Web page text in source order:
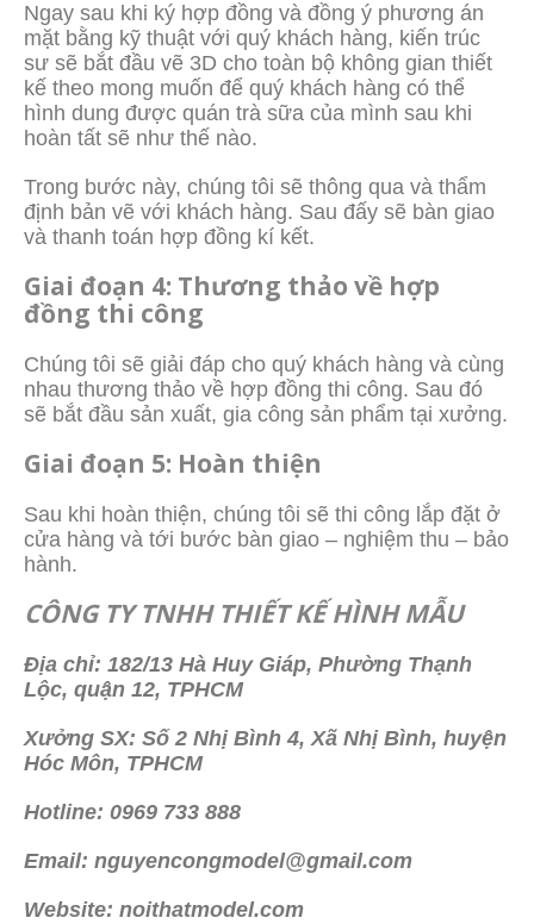
Ngay sau khi ký hợp đồng và đồng ý phương án
mặt bằng kỹ thuật với quý khách hàng, kiến trúc
sư sẽ bắt đầu vẽ 3D cho toàn bộ không gian thiết
kế theo mong muốn để quý khách hàng có thể
hình dung được quán trà sữa của mình sau khi
hoàn tất sẽ như thế nào.
Trong bước này, chúng tôi sẽ thông qua và thẩm
định bản vẽ với khách hàng. Sau đấy sẽ bàn giao
và thanh toán hợp đồng kí kết.
Giai đoạn 4: Thương thảo về hợp
đồng thi công
Chúng tôi sẽ giải đáp cho quý khách hàng và cùng
nhau thương thảo về hợp đồng thi công. Sau đó
sẽ bắt đầu sản xuất, gia công sản phẩm tại xưởng.
Giai đoạn 5: Hoàn thiện
Sau khi hoàn thiện, chúng tôi sẽ thi công lắp đặt ở
cửa hàng và tới bước bàn giao – nghiệm thu – bảo
hành.
CÔNG TY TNHH THIẾT KẾ HÌNH MẪU
Địa chỉ: 182/13 Hà Huy Giáp, Phường Thạnh
Lộc, quận 12, TPHCM
Xưởng SX: Số 2 Nhị Bình 4, Xã Nhị Bình, huyện
Hóc Môn, TPHCM
Hotline: 0969 733 888
Email: nguyencongmodel@gmail.com
Website: noithatmodel.com